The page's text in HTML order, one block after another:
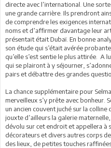
directe avec l’international. Une
une grande carrière. Ils prendront
de comprendre les exigences
noms et d’affirmer davantage leur
présentait était Dubaï. En bonne
son étude qui s’était avérée
qu’elle s’est sentie le plus attirée. A
qui se plairont à y séjourner,
pairs et débattre des grandes
La chance supplémentaire pour
merveilleux s’y prête avec bonheur.
un ancien couvent juché sur la
jouxte d’ailleurs la galerie
dévolu sur cet endroit et appellera à
décorateurs et divers autres corps
des lieux, de petites touches